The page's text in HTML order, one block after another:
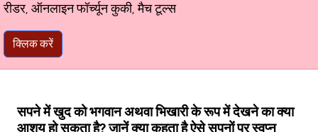
रीडर, ऑनलाइन फॉर्च्यून कुकी, मैच टूल्स
क्लिक करें
सपने में खुद को भगवान अथवा भिखारी के रूप में देखने का क्या
आशय हो सकता है? जानें क्या कहता है ऐसे सपनों पर स्वप्न